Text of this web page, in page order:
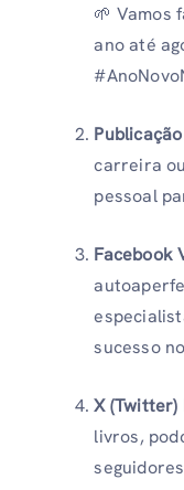
🌱 Vamos
ano até
carreira
pessoal
Facebook
sucesso
X (Twitter)
livros,